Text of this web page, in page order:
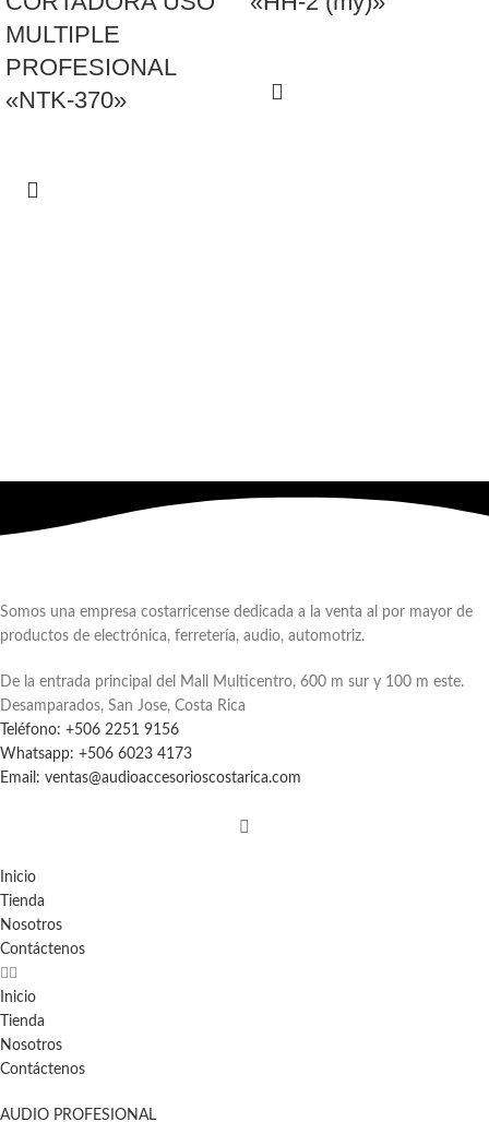
MULTIPLE
PROFESIONAL
«NTK-370»
Somos una empresa costarricense dedicada a la venta al por mayor de
productos de electrónica, ferretería, audio, automotriz.
De la entrada principal del Mall Multicentro, 600 m sur y 100 m este.
Desamparados, San Jose, Costa Rica
Teléfono: +506 2251 9156
Whatsapp: +506 6023 4173
Email: ventas@audioaccesorioscostarica.com
Inicio
Tienda
Nosotros
Contáctenos
Inicio
Tienda
Nosotros
Contáctenos
AUDIO PROFESIONAL